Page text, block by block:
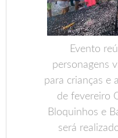
Evento
personagens
para crianças e
de fevereiro
Bloquinhos e
será